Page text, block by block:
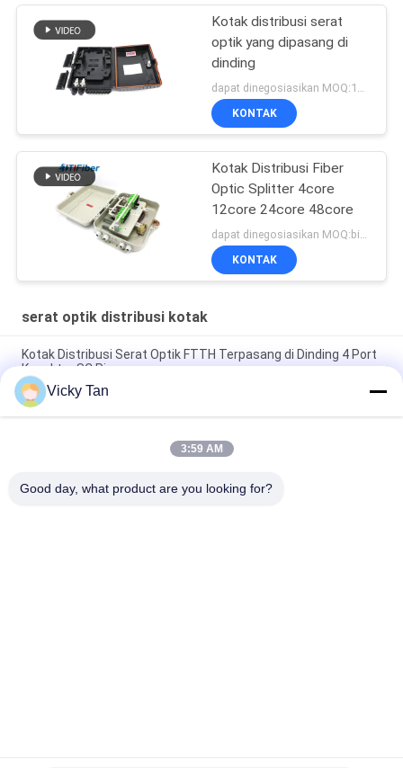
Kotak distribusi serat
optik yang dipasang di
dinding
KONTAK
Kotak Distribusi Fiber
Optic Splitter 4core
12core 24core 48core
KONTAK
serat optik distribusi kotak
Kotak Distribusi Serat Optik FTTH Terpasang di Dinding 4 Port
Konektor SC Ringan
Kotak Pemutusan Serat Optik Kelas IP65 Penggunaan Ftth
Luar Ruangan
Kotak Distribusi Bahan ABS Serat Optik FTTH Indoor Luar SC
Vicky Tan
3:59 AM
Good day, what product are you looking for?